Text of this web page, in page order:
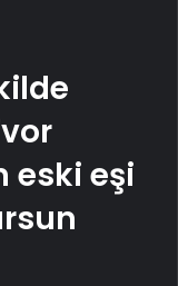
eski eşi